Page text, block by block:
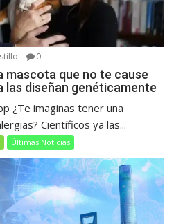
0
mascota que no te cause
las diseñan genéticamente
¿Te imaginas tener una
Científicos ya las...
Últimas Noticias